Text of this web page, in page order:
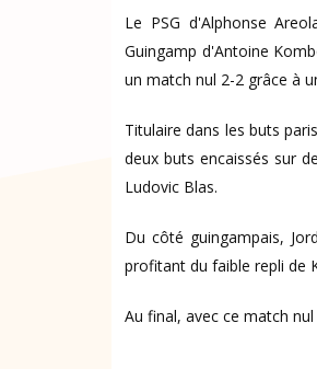
Le PSG d'Alphonse
Guingamp d'Antoine
un match nul 2-2 grâce à
Titulaire dans les buts
deux buts encaissés sur
Ludovic Blas.
Du côté guingampais,
profitant du faible repli de
Au final, avec ce match